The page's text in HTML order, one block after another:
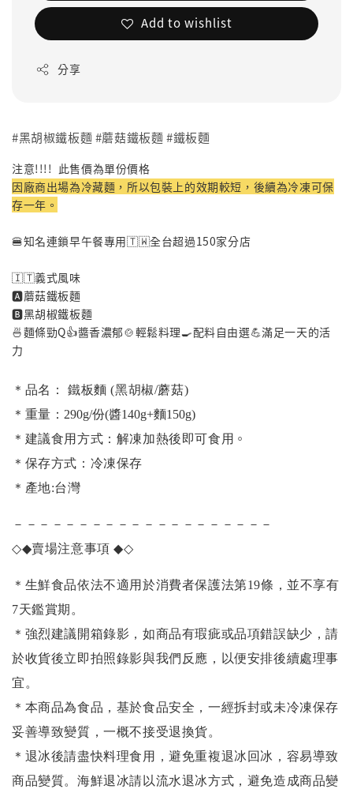
Add to wishlist
分享
#黑胡椒鐵板麵 #蘑菇鐵板麵 #鐵板麵
注意!!!! 此售價為單份價格
因廠商出場為冷藏麵，所以包裝上的效期較短，後續為冷凍可保
存一年。
🍔知名連鎖早午餐專用🇹🇼全台超過150家分店
🇮🇹義式風味
🅰️蘑菇鐵板麵
🅱️黑胡椒鐵板麵
🍜麵條勁Q👍️醬香濃郁🍲輕鬆料理🍳配料自由選💪滿足一天的活
力
＊品名： 鐵板麵 (黑胡椒/蘑菇)
＊重量： 290g/份(醬140g+麵150g)
＊建議食用方式：解凍加熱後即可食用 。
＊保存方式：冷凍保存
＊產地:台灣
－－－－－－－－－－－－－－－－－－－－
◇◆賣場注意事項◆◇
＊生鮮食品依法不適用於消費者保護法第19條，並不享有
7天鑑賞期。
＊強烈建議開箱錄影，如商品有瑕疵或品項錯誤缺少，請
於收貨後立即拍照錄影與我們反應，以便安排後續處理事
宜。
＊本商品為食品，基於食品安全，一經拆封或未冷凍保存
妥善導致變質，一概不接受退換貨。
＊退冰後請盡快料理食用，避免重複退冰回冰，容易導致
商品變質。海鮮退冰請以流水退冰方式，避免造成商品變